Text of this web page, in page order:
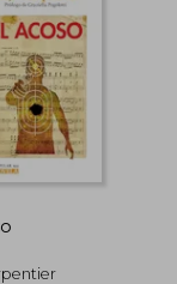
del tiempo (
Barral, 1987), El
Barral, 1965), El
Concierto
de la
sombra (1979).